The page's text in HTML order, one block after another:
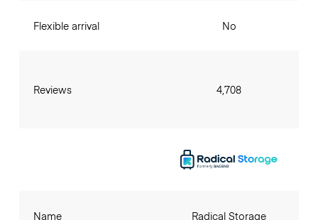
Flexible arrival
Reviews
No
4,708
Name Radical Storage